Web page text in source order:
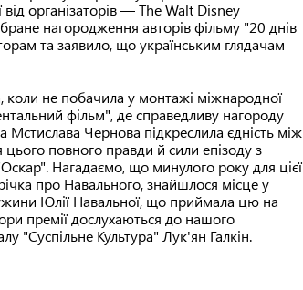
організаторів — The Walt Disney
нагородження авторів фільму "20 днів
та заявило, що українським глядачам
не побачила у монтажі міжнародної
фільм", де справедливу нагороду
Чернова підкреслила єдність між
повного правди й сили епізоду з
Нагадаємо, що минулого року для цієї
про Навального, знайшлося місце у
Юлії Навальної, що приймала цю на
премії дослухаються до нашого
"Суспільне Культура" Лук'ян Галкін.